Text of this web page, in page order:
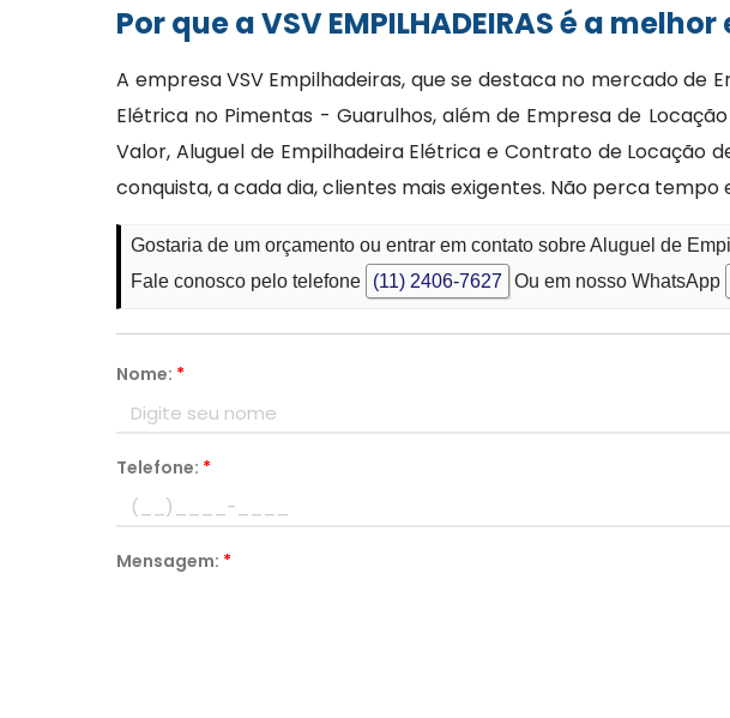
Por que a VSV EMPILHADEIRAS é a
A empresa VSV Empilhadeiras, que se destaca no mercado
Elétrica no Pimentas - Guarulhos, além de Empresa de
Valor, Aluguel de Empilhadeira Elétrica e Contrato de Locação
conquista, a cada dia, clientes mais exigentes. Não perca
Gostaria de um orçamento ou entrar em contato sobre Aluguel de
Fale conosco pelo telefone
(11) 2406-7627 Ou em nosso WhatsApp
Nome: *
Telefone: *
Mensagem: *